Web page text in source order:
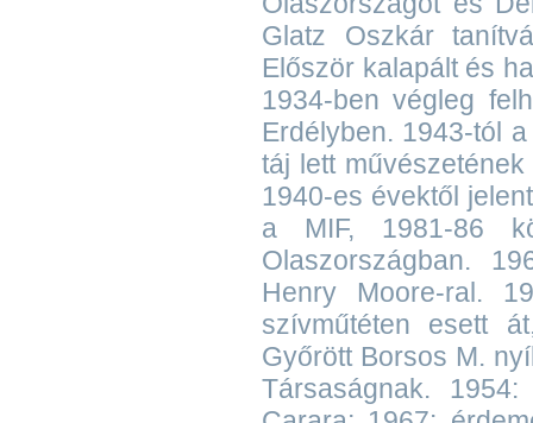
Glatz Oszkár
Először kalapált és
1934-ben végleg
Erdélyben. 1943-tól
táj lett
1940-es évektől
a MIF, 1981-86
Olaszországban.
Henry Moore-ral.
szívműtéten esett
Győrött Borsos M.
Társaságnak.